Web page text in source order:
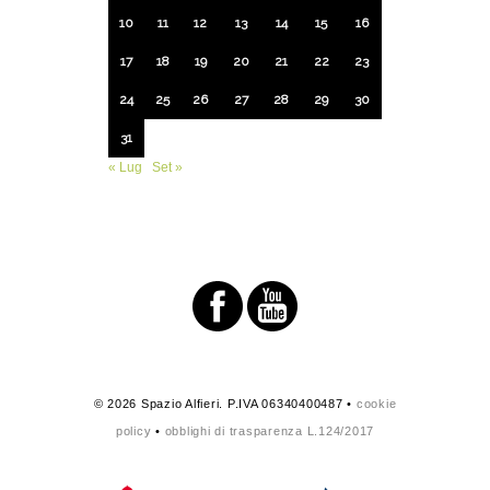
10 11 12 13 14 15 16
17 18 19 20 21 22 23
24 25 26 27 28 29 30
31
« Lug
Set »
© 2026 Spazio Alfieri. P.IVA 06340400487 • cookie
policy • obblighi di trasparenza L.124/2017